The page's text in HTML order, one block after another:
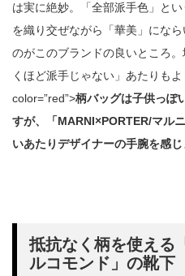
は実に絶妙。「全部派手色」と
を織り交ぜながら「華美」にな
のがこのブランドの良いところ
くほど派手じゃない」あたりも
color=”red”>柄バッグは子供っぽ
すが、「MARNI×PORTER/マル
いあたりデザイナーの手腕を感じ
抵抗なく柄を使える
ルコモンド」の靴下